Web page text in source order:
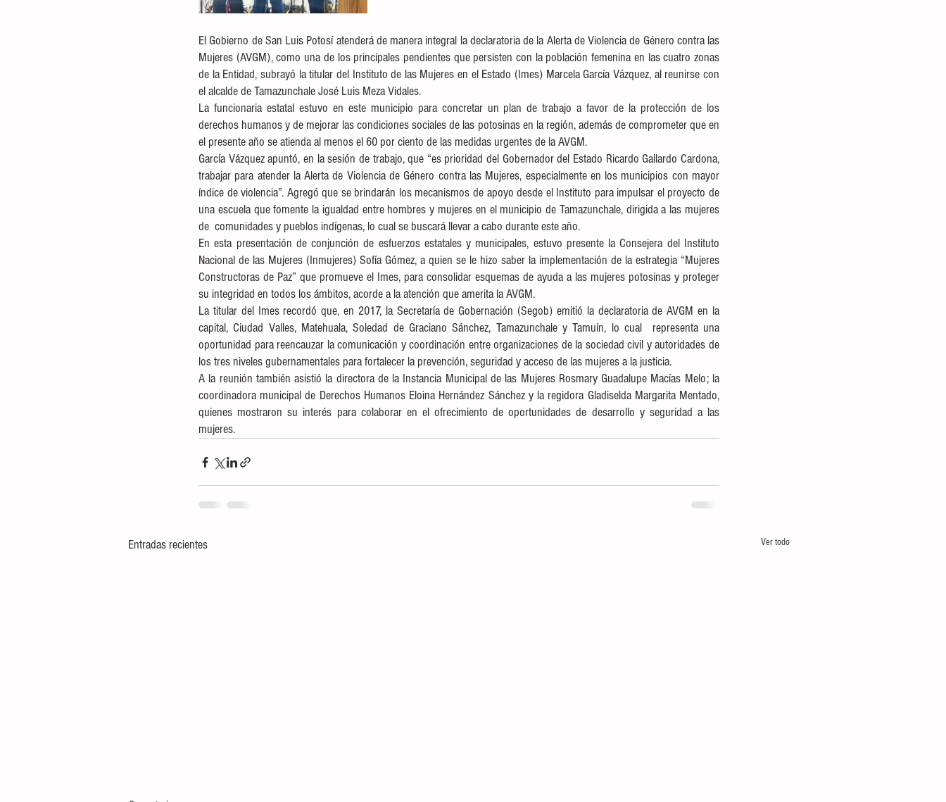
El Gobierno de San Luis Potosí atenderá de manera integral la declaratoria de la Alerta de Violencia de Género contra las
Mujeres (AVGM), como una de los principales pendientes que persisten con la población femenina en las cuatro zonas
de la Entidad, subrayó la titular del Instituto de las Mujeres en el Estado (Imes) Marcela García Vázquez, al reunirse con
el alcalde de Tamazunchale José Luis Meza Vidales.
La funcionaria estatal estuvo en este municipio para concretar un plan de trabajo a favor de la protección de los
derechos humanos y de mejorar las condiciones sociales de las potosinas en la región, además de comprometer que en
el presente año se atienda al menos el 60 por ciento de las medidas urgentes de la AVGM.
García Vázquez apuntó, en la sesión de trabajo, que “es prioridad del Gobernador del Estado Ricardo Gallardo Cardona,
trabajar para atender la Alerta de Violencia de Género contra las Mujeres, especialmente en los municipios con mayor
índice de violencia”. Agregó que se brindarán los mecanismos de apoyo desde el Instituto para impulsar el proyecto de
una escuela que fomente la igualdad entre hombres y mujeres en el municipio de Tamazunchale, dirigida a las mujeres
de  comunidades y pueblos indígenas, lo cual se buscará llevar a cabo durante este año.
En esta presentación de conjunción de esfuerzos estatales y municipales, estuvo presente la Consejera del Instituto
Nacional de las Mujeres (Inmujeres) Sofía Gómez, a quien se le hizo saber la implementación de la estrategia “Mujeres
Constructoras de Paz” que promueve el Imes, para consolidar esquemas de ayuda a las mujeres potosinas y proteger
su integridad en todos los ámbitos, acorde a la atención que amerita la AVGM.
La titular del Imes recordó que, en 2017, la Secretaría de Gobernación (Segob) emitió la declaratoria de AVGM en la
capital, Ciudad Valles, Matehuala, Soledad de Graciano Sánchez, Tamazunchale y Tamuín, lo cual  representa una
oportunidad para reencauzar la comunicación y coordinación entre organizaciones de la sociedad civil y autoridades de
los tres niveles gubernamentales para fortalecer la prevención, seguridad y acceso de las mujeres a la justicia.
A la reunión también asistió la directora de la Instancia Municipal de las Mujeres Rosmary Guadalupe Macías Melo; la
coordinadora municipal de Derechos Humanos Eloina Hernández Sánchez y la regidora Gladiselda Margarita Mentado,
quienes mostraron su interés para colaborar en el ofrecimiento de oportunidades de desarrollo y seguridad a las
mujeres.
Entradas recientes Ver todo